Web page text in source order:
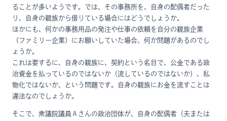
ることが多いようです。では、その事務所を、自身の配偶者だった
り、自身の親族から借りている場合にはどうでしょうか。
ほかにも、何かの事務用品の発注や仕事の依頼を自分の親族企業
（ファミリー企業）にお願いしていた場合、何か問題があるのでし
ょうか。
これは要するに、自身の親族に、契約という名目で、公金である政
治資金を払っているのではないか（流しているのではないか）、私
物化ではないか、という問題です。自身の親族にお金を流すことは
違法なのでしょうか。
そこで、衆議院議員Ａさんの政治団体が、自身の配偶者（夫または